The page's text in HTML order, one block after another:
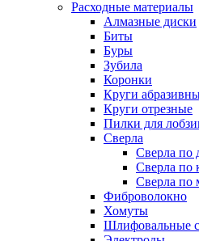
Расходные материалы
Алмазные диски
Биты
Буры
Зубила
Коронки
Круги
Круги отрезные
Пилки для
Сверла
Сверла по
Сверла по
Сверла по
Фиброволокно
Хомуты
Шлифовальные